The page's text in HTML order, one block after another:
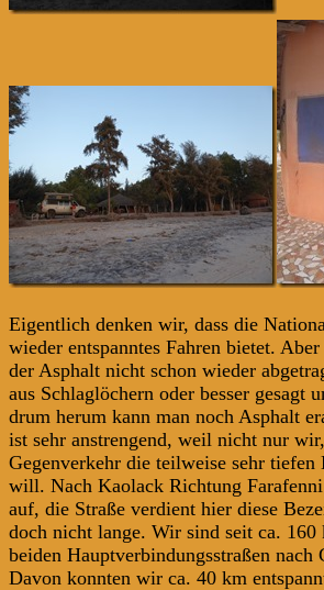
Eigentlich denken wir, dass die
wieder entspanntes Fahren bietet.
der Asphalt nicht schon wieder
aus Schlaglöchern oder besser gesagt
drum herum kann man noch Asphalt
ist sehr anstrengend, weil nicht nur
Gegenverkehr die teilweise sehr tiefen
will. Nach Kaolack Richtung
auf, die Straße verdient hier diese
doch nicht lange. Wir sind seit ca. 160
beiden Hauptverbindungsstraßen nach
Davon konnten wir ca. 40 km